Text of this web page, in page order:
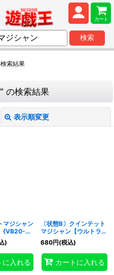
カート
検索
検索結果
の検索結果
表示順変更
マジシャン
{VB20-
》
)
に入れる
〔状態B〕クインテット
マジシャン【ウルトラ】
{VB20-JP001}《融合》
680円(税込)
カートに入れる